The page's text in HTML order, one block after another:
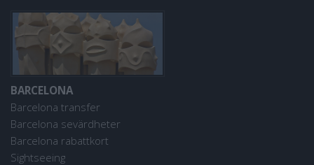
BARCELONA
Barcelona transfer
Barcelona sevärdheter
Barcelona rabattkort
Sightseeing